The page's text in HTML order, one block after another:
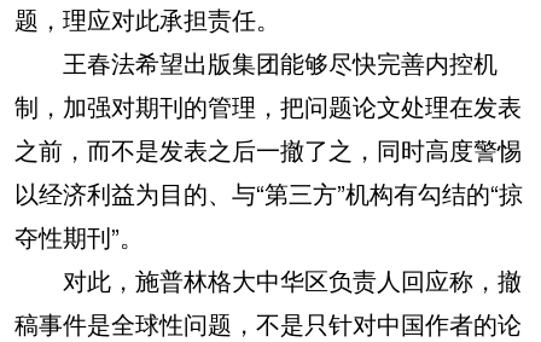
题，理应对此承担责任。
王春法希望出版集团能够尽快完善内控机
制，加强对期刊的管理，把问题论文处理在发表
之前，而不是发表之后一撤了之，同时高度警惕
以经济利益为目的、与“第三方”机构有勾结的“掠
夺性期刊”。
对此，施普林格大中华区负责人回应称，撤
稿事件是全球性问题，不是只针对中国作者的论